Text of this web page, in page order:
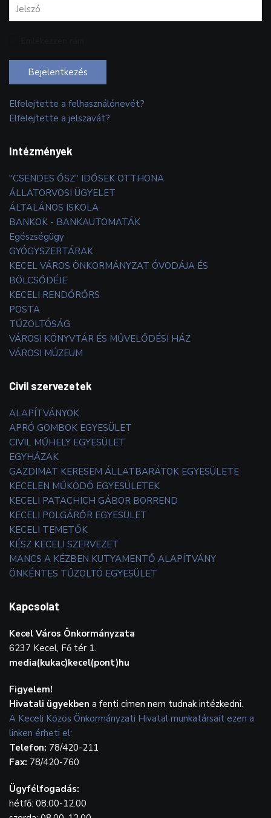
Bejelentkezés
Elfelejtette a felhasználónevét?
Elfelejtette a jelszavát?
Intézmények
"CSENDES ŐSZ" IDŐSEK OTTHONA
ÁLLATORVOSI ÜGYELET
ÁLTALÁNOS ISKOLA
BANKOK - BANKAUTOMATÁK
Egészségügy
GYÓGYSZERTÁRAK
KECEL VÁROS ÖNKORMÁNYZAT ÓVODÁJA ÉS
BÖLCSŐDÉJE
KECELI RENDŐRŐRS
POSTA
TŰZOLTÓSÁG
VÁROSI KÖNYVTÁR ÉS MŰVELŐDÉSI HÁZ
VÁROSI MÚZEUM
Civil szervezetek
ALAPÍTVÁNYOK
APRÓ GOMBOK EGYESÜLET
CIVIL MŰHELY EGYESÜLET
EGYHÁZAK
GAZDIMAT KERESEM ÁLLATBARÁTOK EGYESÜLETE
KECELEN MŰKÖDŐ EGYESÜLETEK
KECELI PATACHICH GÁBOR BORREND
KECELI POLGÁRŐR EGYESÜLET
KECELI TEMETŐK
KÉSZ KECELI SZERVEZET
MANCS A KÉZBEN KUTYAMENTŐ ALAPÍTVÁNY
ÖNKÉNTES TŰZOLTÓ EGYESÜLET
Kapcsolat
Kecel Város Önkormányzata
6237 Kecel, Fő tér 1.
media(kukac)kecel(pont)hu
Figyelem!
Hivatali ügyekben a fenti címen nem tudnak intézkedni.
A Keceli Közös Önkormányzati Hivatal munkatársait ezen a
linken érheti el:
Telefon: 78/420-211
Fax: 78/420-760
Ügyfélfogadás:
hétfő: 08.00-12.00